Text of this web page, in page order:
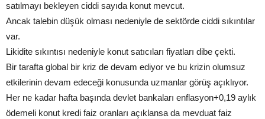
satılmayı bekleyen ciddi sayıda konut mevcut.
Ancak talebin düşük olması nedeniyle de sektörde ciddi sıkıntılar
var.
Likidite sıkıntısı nedeniyle konut satıcıları fiyatları dibe çekti.
Bir tarafta global bir kriz de devam ediyor ve bu krizin olumsuz
etkilerinin devam edeceği konusunda uzmanlar görüş açıklıyor.
Her ne kadar hafta başında devlet bankaları enflasyon+0,19 aylık
ödemeli konut kredi faiz oranları açıklansa da mevduat faiz